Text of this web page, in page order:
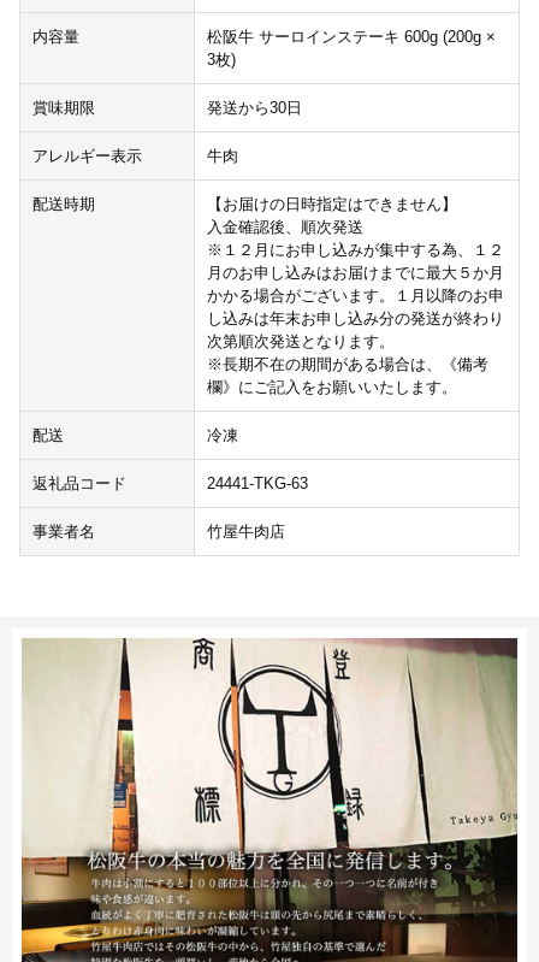
内容量
松阪牛 サーロインステーキ 600g (200g ×
3枚)
賞味期限 発送から30日
アレルギー表示 牛肉
配送時期
【お届けの日時指定はできません】
入金確認後、順次発送
※１２月にお申し込みが集中する為、１２
月のお申し込みはお届けまでに最大５か月
かかる場合がございます。１月以降のお申
し込みは年末お申し込み分の発送が終わり
次第順次発送となります。
※長期不在の期間がある場合は、《備考
欄》にご記入をお願いいたします。
配送 冷凍
返礼品コード 24441-TKG-63
事業者名 竹屋牛肉店